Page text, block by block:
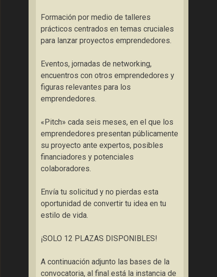
Formación por medio de talleres
prácticos centrados en temas cruciales
para lanzar proyectos emprendedores.
Eventos, jornadas de networking,
encuentros con otros emprendedores y
figuras relevantes para los
emprendedores.
«Pitch» cada seis meses, en el que los
emprendedores presentan públicamente
su proyecto ante expertos, posibles
financiadores y potenciales
colaboradores.
Envía tu solicitud y no pierdas esta
oportunidad de convertir tu idea en tu
estilo de vida.
¡SOLO 12 PLAZAS DISPONIBLES!
A continuación adjunto las bases de la
convocatoria, al final está la instancia de